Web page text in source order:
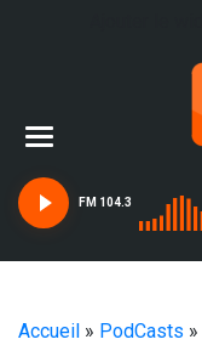
FM 104.3
Accueil » PodCasts »